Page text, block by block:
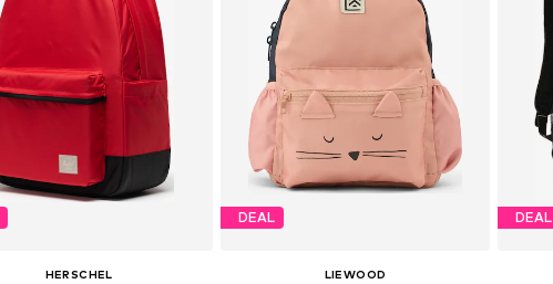
HERSCHEL
DEAL
LIEWOOD
DEAL